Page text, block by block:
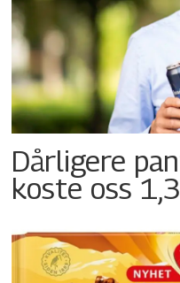
Dårligere
koste oss